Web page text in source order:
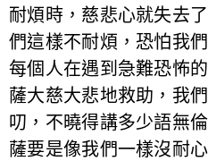
耐煩時，慈悲心就失去
們這樣不耐煩，恐怕我
每個人在遇到急難恐怖
薩大慈大悲地救助，我
叨，不曉得講多少語無
薩要是像我們一樣沒耐